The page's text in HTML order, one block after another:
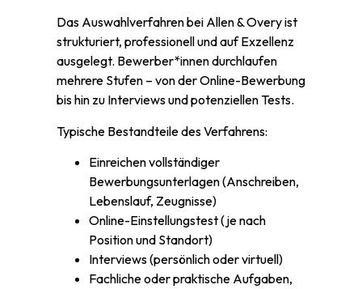
Das Auswahlverfahren bei Allen & Overy ist
strukturiert, professionell und auf Exzellenz
ausgelegt. Bewerber*innen durchlaufen
mehrere Stufen – von der Online-Bewerbung
bis hin zu Interviews und potenziellen Tests.
Typische Bestandteile des Verfahrens:
Einreichen vollständiger
Bewerbungsunterlagen (Anschreiben,
Lebenslauf, Zeugnisse)
Online-Einstellungstest (je nach
Position und Standort)
Interviews (persönlich oder virtuell)
Fachliche oder praktische Aufgaben,